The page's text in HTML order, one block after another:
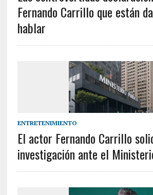
Fernando Carrillo que están
hablar
ENTRETENIMIENTO
El actor Fernando Carrillo
investigación ante el